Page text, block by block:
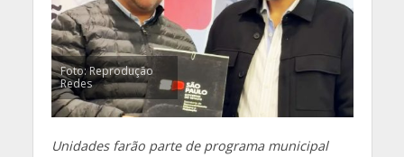
Foto: Reprodução
Redes
Unidades farão parte de programa municipal